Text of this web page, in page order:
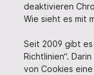
deaktivieren
Wie sieht es mit
Seit 2009 gibt
Richtlinien“.
von Cookies